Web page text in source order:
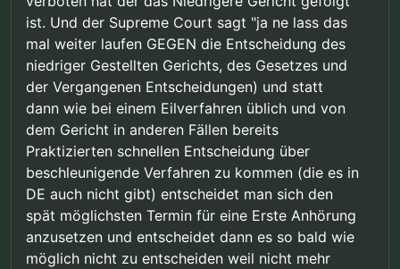
ist. Und der Supreme Court sagt "ja ne lass das
mal weiter laufen GEGEN die Entscheidung des
niedriger Gestellten Gerichts, des Gesetzes und
der Vergangenen Entscheidungen) und statt
dann wie bei einem Eilverfahren üblich und von
dem Gericht in anderen Fällen bereits
Praktizierten schnellen Entscheidung über
beschleunigende Verfahren zu kommen (die es in
DE auch nicht gibt) entscheidet man sich den
spät möglichsten Termin für eine Erste Anhörung
anzusetzen und entscheidet dann es so bald wie
möglich nicht zu entscheiden weil nicht mehr